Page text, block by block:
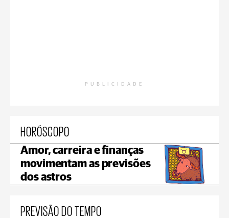
PUBLICIDADE
HORÓSCOPO
Amor, carreira e finanças
movimentam as previsões
dos astros
PREVISÃO DO TEMPO